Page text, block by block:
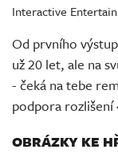
Živě
Interactive
Od prvního
už 20 let, ale na
- čeká na tebe
podpora rozlišení
OBRÁZKY KE